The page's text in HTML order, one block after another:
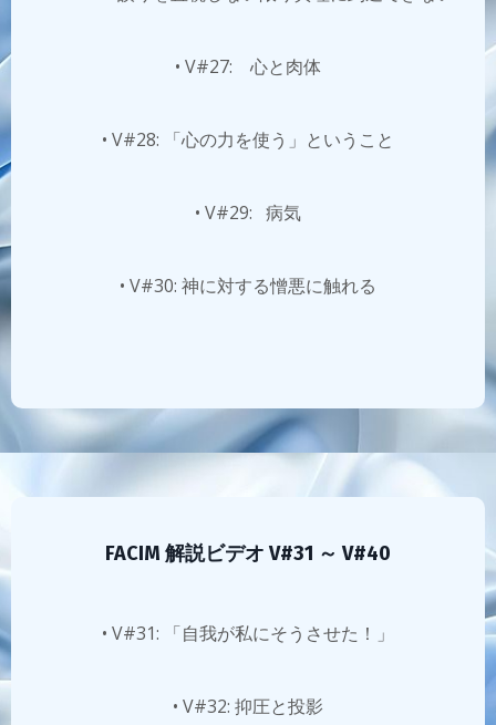
• V#27: 心と肉体
• V#28: 「心の力を使う」ということ
• V#29: 病気
• V#30: 神に対する憎悪に触れる
FACIM 解説ビデオ V#31 ～ V#40
• V#31: 「自我が私にそうさせた！」
• V#32: 抑圧と投影